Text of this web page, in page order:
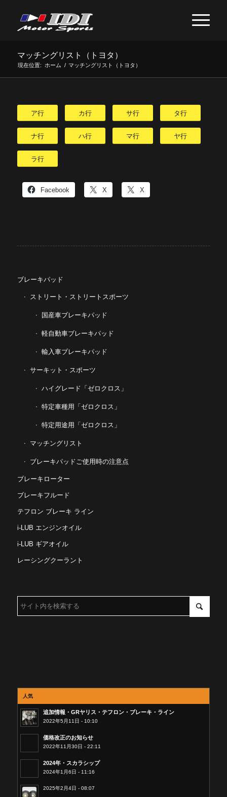
マッチングリスト（トヨタ）
現在位置: ホーム / マッチングリスト（トヨタ）
ア行 カ行 サ行 タ行
ナ行 ハ行 マ行 ヤ行
ラ行
Facebook X X
ブレーキパッド
ストリート・ストリートスポーツ
国産車ブレーキパッド
軽自動車ブレーキパッド
輸入車ブレーキパッド
サーキット・スポーツ
ハイグレード「ゼロクロス」
特定車種用「ゼロクロス」
特定用途用「ゼロクロス」
マッチングリスト
ブレーキパッドご使用時の注意点
ブレーキローター
ブレーキフルード
テフロン ブレーキ ライン
i-LUB エンジンオイル
i-LUB ギアオイル
レーシングクーラント
人気
追加情報・GRヤリス・テフロン・ブレーキ・ライン
2022年5月11日 - 10:10
価格改正のお知らせ
2022年11月30日 - 22:11
2024年・スカラシップ
2024年1月6日 - 11:16
2025年2月4日 - 08:07